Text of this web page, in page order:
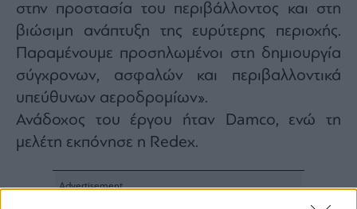
στην προστασία του περιβάλλοντος και στη
βιώσιμη ανάπτυξη της ευρύτερης περιοχής.
Παραμένουμε προσηλωμένοι στη δημιουργία
σύγχρονων, ασφαλών και περιβαλλοντικά
υπεύθυνων αεροδρομίων».
Ανάδοχος του έργου ήταν Damco, ενώ τη
μελέτη εκπόνησε η Redex.